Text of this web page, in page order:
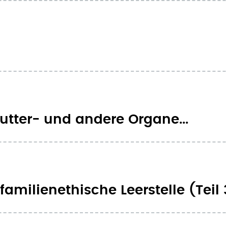
und andere Organe...
Leerstelle (Teil